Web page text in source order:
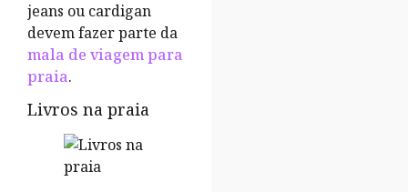
jeans ou cardigan
devem fazer parte da
mala de viagem para
praia.
Livros na praia